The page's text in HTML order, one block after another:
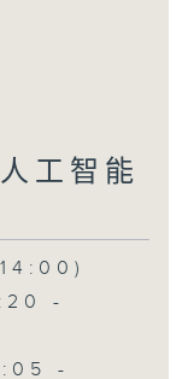
工智能
-
-